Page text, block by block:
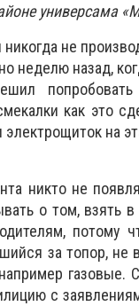
универсама
не
неделю назад,
как это
на
никто не
о том, взять в
потому
за топор, не
газовые.
с